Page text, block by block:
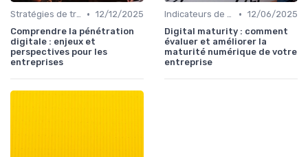
Stratégies de transformation • 12/12/2025
Comprendre la pénétration
digitale : enjeux et
perspectives pour les
entreprises
Indicateurs de performance • 12/06/2025
Digital maturity : comment
évaluer et améliorer la
maturité numérique de votre
entreprise